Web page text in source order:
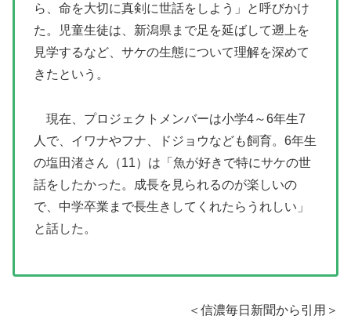
ら、命を大切に真剣に世話をしよう」と呼びかけ
た。児童生徒は、新潟県まで足を延ばして遡上を
見学するなど、サケの生態について理解を深めて
きたという。
現在、プロジェクトメンバーは小学4～6年生7
人で、イワナやフナ、ドジョウなども飼育。6年生
の塩田渚さん（11）は「魚が好きで特にサケの世
話をしたかった。成長を見られるのが楽しいの
で、中学卒業まで長生きしてくれたらうれしい」
と話した。
＜信濃毎日新聞から引用＞